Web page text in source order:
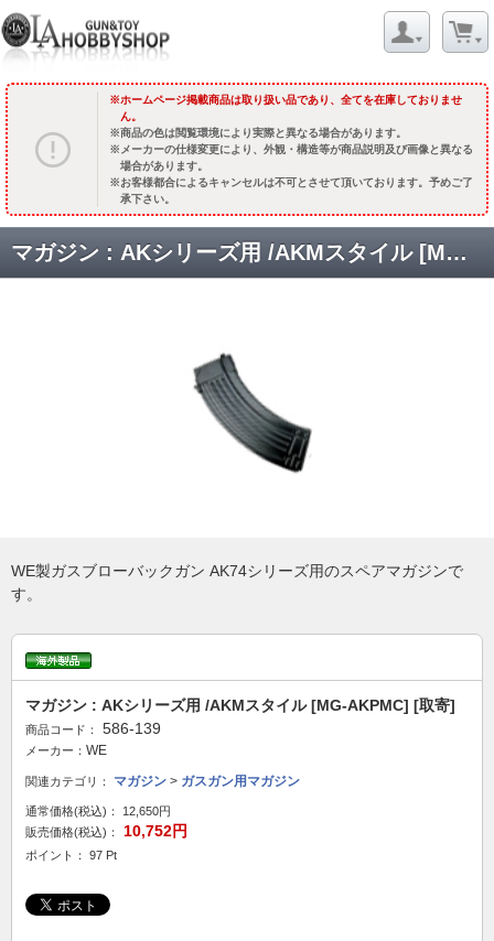
ホームページ掲載商品は取り扱い品であり、全てを在庫しておりませ
ん。
商品の色は閲覧環境により実際と異なる場合があります。
メーカーの仕様変更により、外観・構造等が商品説明及び画像と異なる
場合があります。
お客様都合によるキャンセルは不可とさせて頂いております。予めご了
承下さい。
マガジン : AKシリーズ用 /AKMスタイル [MG-AKPMC] [取寄]
WE製ガスブローバックガン AK74シリーズ用のスペアマガジンで
す。
マガジン : AKシリーズ用 /AKMスタイル [MG-AKPMC] [取寄]
商品コード： 586-139
メーカー： WE
関連カテゴリ： マガジン > ガスガン用マガジン
通常価格(税込)：
12,650円
販売価格(税込)：
10,752円
ポイント： 97 Pt